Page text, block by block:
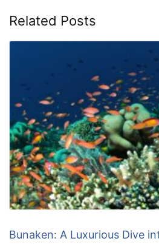
Related Posts
Bunaken: A Luxurious Dive